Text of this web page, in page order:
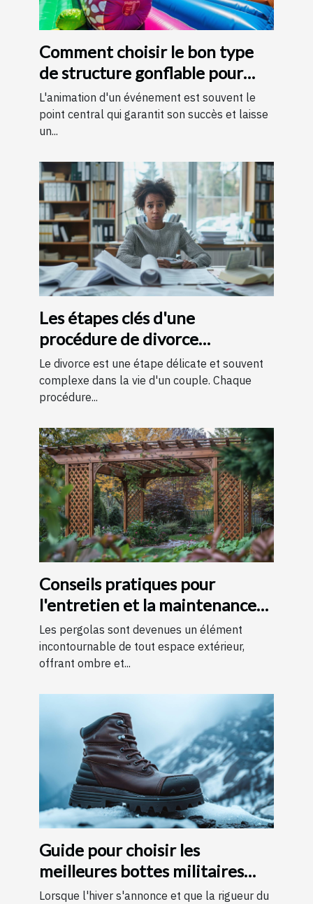
Comment choisir le bon type
de structure gonflable pour
votre événement
L'animation d'un événement est souvent le
point central qui garantit son succès et laisse
un...
Les étapes clés d'une
procédure de divorce
expliquées simplement
Le divorce est une étape délicate et souvent
complexe dans la vie d'un couple. Chaque
procédure...
Conseils pratiques pour
l'entretien et la maintenance
des pergolas
Les pergolas sont devenues un élément
incontournable de tout espace extérieur,
offrant ombre et...
Guide pour choisir les
meilleures bottes militaires
pour l'hiver
Lorsque l'hiver s'annonce et que la rigueur du